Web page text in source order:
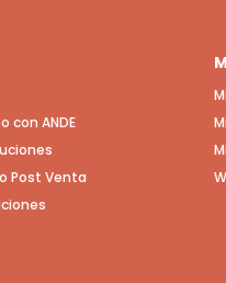
con ANDE
Post Venta